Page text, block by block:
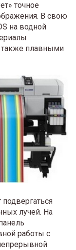
точное
В свою
на водной
также плавными
лучей. На
работы с